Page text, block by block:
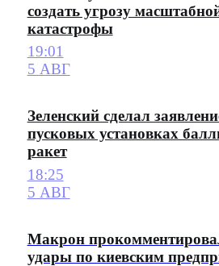
создать угрозу
катастрофы
19:01
5 АВГ
Зеленский сделал
пусковых установках
ракет
18:25
5 АВГ
Макрон
удары по киевским